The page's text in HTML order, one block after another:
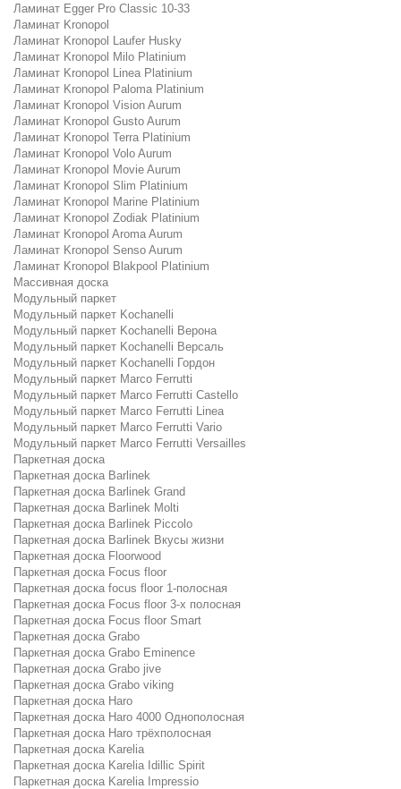
Ламинат Egger Pro Classic 10-33
Ламинат Kronopol
Ламинат Kronopol Laufer Husky
Ламинат Kronopol Milo Platinium
Ламинат Kronopol Linea Platinium
Ламинат Kronopol Paloma Platinium
Ламинат Kronopol Vision Aurum
Ламинат Kronopol Gusto Aurum
Ламинат Kronopol Terra Platinium
Ламинат Kronopol Volo Aurum
Ламинат Kronopol Movie Aurum
Ламинат Kronopol Slim Platinium
Ламинат Kronopol Marine Platinium
Ламинат Kronopol Zodiak Platinium
Ламинат Kronopol Aroma Aurum
Ламинат Kronopol Senso Aurum
Ламинат Kronopol Blakpool Platinium
Массивная доска
Модульный паркет
Модульный паркет Kochanelli
Модульный паркет Kochanelli Верона
Модульный паркет Kochanelli Версаль
Модульный паркет Kochanelli Гордон
Модульный паркет Marco Ferrutti
Модульный паркет Marco Ferrutti Castello
Модульный паркет Marco Ferrutti Linea
Модульный паркет Marco Ferrutti Vario
Модульный паркет Marco Ferrutti Versailles
Паркетная доска
Паркетная доска Barlinek
Паркетная доска Barlinek Grand
Паркетная доска Barlinek Molti
Паркетная доска Barlinek Piccolo
Паркетная доска Barlinek Вкусы жизни
Паркетная доска Floorwood
Паркетная доска Focus floor
Паркетная доска focus floor 1-полосная
Паркетная доска Focus floor 3-х полосная
Паркетная доска Focus floor Smart
Паркетная доска Grabo
Паркетная доска Grabo Eminence
Паркетная доска Grabo jive
Паркетная доска Grabo viking
Паркетная доска Haro
Паркетная доска Haro 4000 Однополосная
Паркетная доска Haro трёхполосная
Паркетная доска Karelia
Паркетная доска Karelia Idillic Spirit
Паркетная доска Karelia Impressio